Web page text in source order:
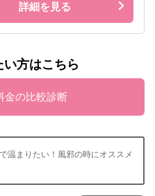
詳細を見る
方はこちら
金の比較診断
温まりたい！風邪の時にオススメ